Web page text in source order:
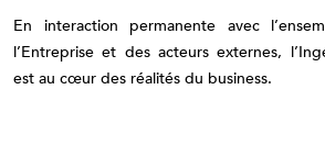
En interaction permanente avec
l’Entreprise et des acteurs externes,
est au cœur des réalités du business.